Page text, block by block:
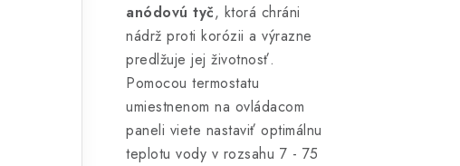
anódovú tyč, ktorá chráni
nádrž proti korózii a výrazne
predlžuje jej životnosť.
Pomocou termostatu
umiestnenom na ovládacom
paneli viete nastaviť optimálnu
teplotu vody v rozsahu 7 - 75